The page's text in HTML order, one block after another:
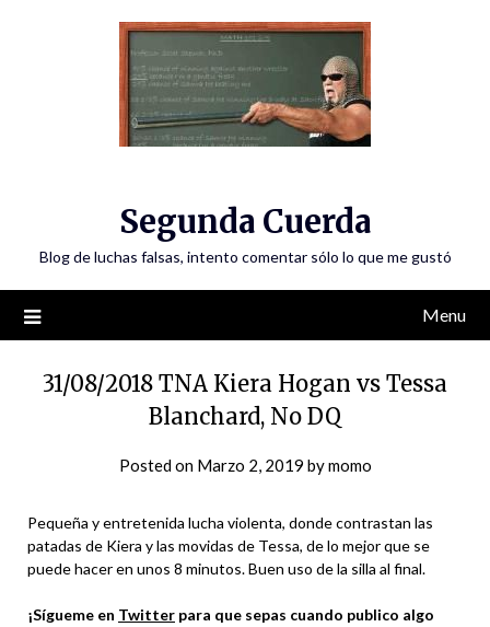
Segunda Cuerda
Blog de luchas falsas, intento comentar sólo lo que me gustó
Menu
31/08/2018 TNA Kiera Hogan vs Tessa
Blanchard, No DQ
Posted on Marzo 2, 2019 bymomo
Pequeña y entretenida lucha violenta, donde contrastan las
patadas de Kiera y las movidas de Tessa, de lo mejor que se
puede hacer en unos 8 minutos. Buen uso de la silla al final.
¡Sígueme en Twitter para que sepas cuando publico algo